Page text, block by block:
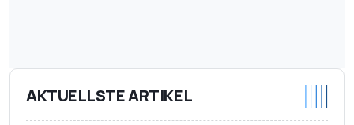
AKTUELLSTE ARTIKEL